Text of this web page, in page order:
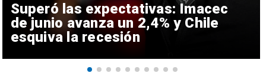
Superó las expectativas: Imacec
de junio avanza un 2,4% y Chile
esquiva la recesión